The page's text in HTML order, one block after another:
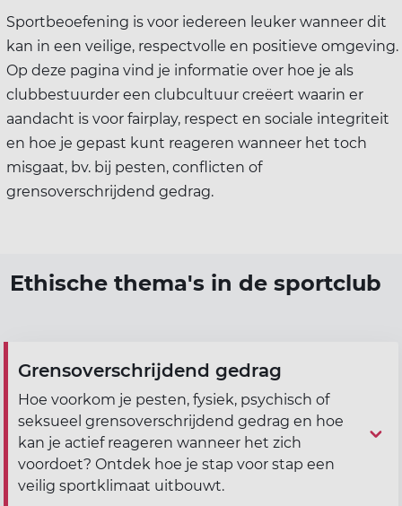
Sportbeoefening is voor iedereen leuker wanneer dit
kan in een veilige, respectvolle en positieve omgeving.
Op deze pagina vind je informatie over hoe je als
clubbestuurder een clubcultuur creëert waarin er
aandacht is voor fairplay, respect en sociale integriteit
en hoe je gepast kunt reageren wanneer het toch
misgaat, bv. bij pesten, conflicten of
grensoverschrijdend gedrag.
Ethische thema's in de sportclub
Grensoverschrijdend gedrag
Hoe voorkom je pesten, fysiek, psychisch of
seksueel grensoverschrijdend gedrag en hoe
kan je actief reageren wanneer het zich
voordoet? Ontdek hoe je stap voor stap een
veilig sportklimaat uitbouwt.